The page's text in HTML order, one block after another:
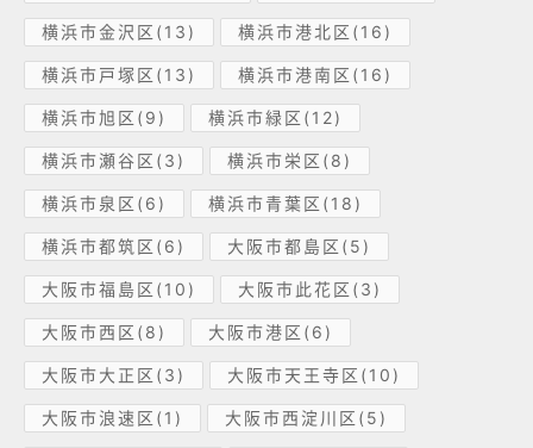
横浜市金沢区(13) 横浜市港北区(16)
横浜市戸塚区(13) 横浜市港南区(16)
横浜市旭区(9) 横浜市緑区(12)
横浜市瀬谷区(3) 横浜市栄区(8)
横浜市泉区(6) 横浜市青葉区(18)
横浜市都筑区(6) 大阪市都島区(5)
大阪市福島区(10) 大阪市此花区(3)
大阪市西区(8) 大阪市港区(6)
大阪市大正区(3) 大阪市天王寺区(10)
大阪市浪速区(1) 大阪市西淀川区(5)